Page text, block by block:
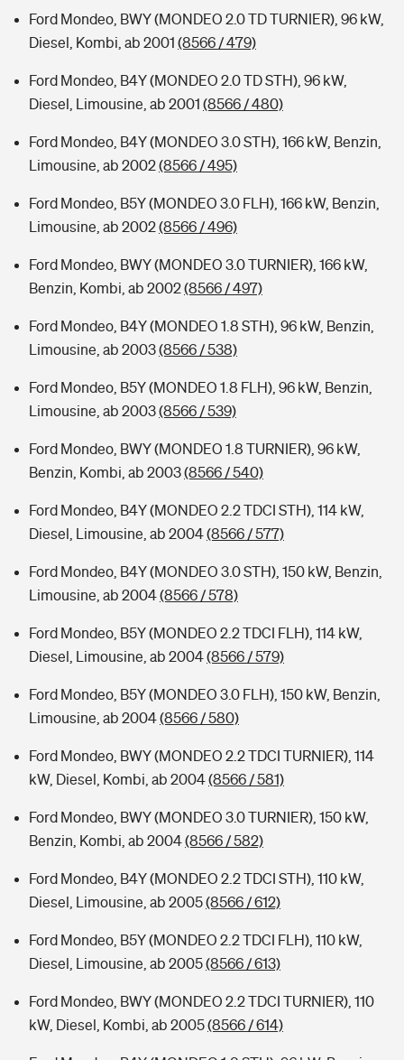
Ford Mondeo, BWY (MONDEO 2.0 TD TURNIER), 96 kW,
Diesel, Kombi, ab 2001 (8566 / 479)
Ford Mondeo, B4Y (MONDEO 2.0 TD STH), 96 kW,
Diesel, Limousine, ab 2001 (8566 / 480)
Ford Mondeo, B4Y (MONDEO 3.0 STH), 166 kW, Benzin,
Limousine, ab 2002(8566 / 495)
Ford Mondeo, B5Y (MONDEO 3.0 FLH), 166 kW, Benzin,
Limousine, ab 2002(8566 / 496)
Ford Mondeo, BWY (MONDEO 3.0 TURNIER), 166 kW,
Benzin, Kombi, ab 2002(8566 / 497)
Ford Mondeo, B4Y (MONDEO 1.8 STH), 96 kW, Benzin,
Limousine, ab 2003(8566 / 538)
Ford Mondeo, B5Y (MONDEO 1.8 FLH), 96 kW, Benzin,
Limousine, ab 2003(8566 / 539)
Ford Mondeo, BWY (MONDEO 1.8 TURNIER), 96 kW,
Benzin, Kombi, ab 2003(8566 / 540)
Ford Mondeo, B4Y (MONDEO 2.2 TDCI STH), 114 kW,
Diesel, Limousine, ab 2004(8566 / 577)
Ford Mondeo, B4Y (MONDEO 3.0 STH), 150 kW, Benzin,
Limousine, ab 2004(8566 / 578)
Ford Mondeo, B5Y (MONDEO 2.2 TDCI FLH), 114 kW,
Diesel, Limousine, ab 2004(8566 / 579)
Ford Mondeo, B5Y (MONDEO 3.0 FLH), 150 kW, Benzin,
Limousine, ab 2004(8566 / 580)
Ford Mondeo, BWY (MONDEO 2.2 TDCI TURNIER), 114
kW, Diesel, Kombi, ab 2004(8566 / 581)
Ford Mondeo, BWY (MONDEO 3.0 TURNIER), 150 kW,
Benzin, Kombi, ab 2004(8566 / 582)
Ford Mondeo, B4Y (MONDEO 2.2 TDCI STH), 110 kW,
Diesel, Limousine, ab 2005(8566 / 612)
Ford Mondeo, B5Y (MONDEO 2.2 TDCI FLH), 110 kW,
Diesel, Limousine, ab 2005(8566 / 613)
Ford Mondeo, BWY (MONDEO 2.2 TDCI TURNIER), 110
kW, Diesel, Kombi, ab 2005(8566 / 614)